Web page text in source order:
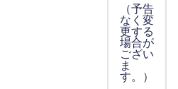
（予告
なく変
更する
場合が
ござい
ま
す。）